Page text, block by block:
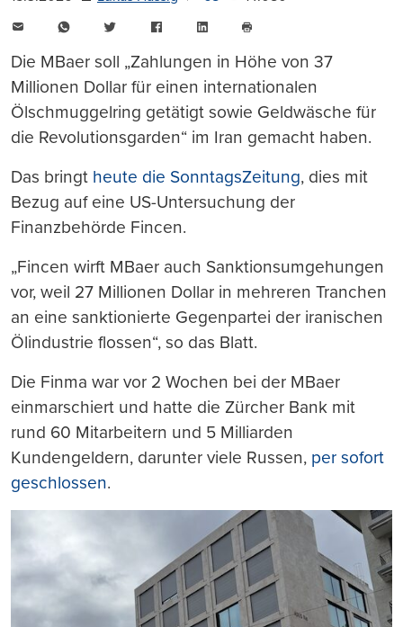
WhatsAppTwitter FacebookLinkedIn
drucken
Die MBaer soll „Zahlungen in Höhe von 37
Millionen Dollar für einen internationalen
Ölschmuggelring getätigt sowie Geldwäsche für
die Revolutionsgarden“ im Iran gemacht haben.
Das bringt heute die SonntagsZeitung, dies mit
Bezug auf eine US-Untersuchung der
Finanzbehörde Fincen.
„Fincen wirft MBaer auch Sanktionsumgehungen
vor, weil 27 Millionen Dollar in mehreren Tranchen
an eine sanktionierte Gegenpartei der iranischen
Ölindustrie flossen“, so das Blatt.
Die Finma war vor 2 Wochen bei der MBaer
einmarschiert und hatte die Zürcher Bank mit
rund 60 Mitarbeitern und 5 Milliarden
Kundengeldern, darunter viele Russen, per sofort
geschlossen.